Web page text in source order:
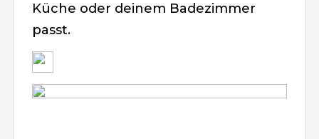
Küche oder deinem Badezimmer
passt.